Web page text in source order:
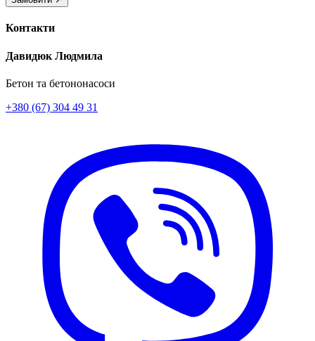
Контакти
Давидюк Людмила
Бетон та бетононасоси
+380 (67) 304 49 31